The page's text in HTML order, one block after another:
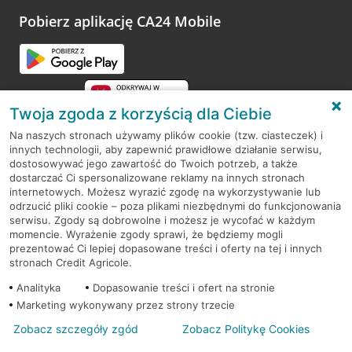
opinie.
Pobierz aplikację CA24 Mobile
RODO
Regulamin serwisu
Mapa serwisu
PolitykaCookies
© 2026 Credit Agricole Bank Polska S.A. Wszelkie prawa zastrzeżone
Twoja zgoda z korzyścią dla Ciebie
Na naszych stronach używamy plików cookie (tzw. ciasteczek) i
innych technologii, aby zapewnić prawidłowe działanie serwisu,
dostosowywać jego zawartość do Twoich potrzeb, a także
dostarczać Ci spersonalizowane reklamy na innych stronach
internetowych. Możesz wyrazić zgodę na wykorzystywanie lub
odrzucić pliki cookie – poza plikami niezbędnymi do funkcjonowania
serwisu. Zgody są dobrowolne i możesz je wycofać w każdym
momencie. Wyrażenie zgody sprawi, że będziemy mogli
prezentować Ci lepiej dopasowane treści i oferty na tej i innych
stronach Credit Agricole.
Analityka
Dopasowanie treści i ofert na stronie
Marketing wykonywany przez strony trzecie
Zobacz szczegóły zgód Zobacz Politykę Cookies